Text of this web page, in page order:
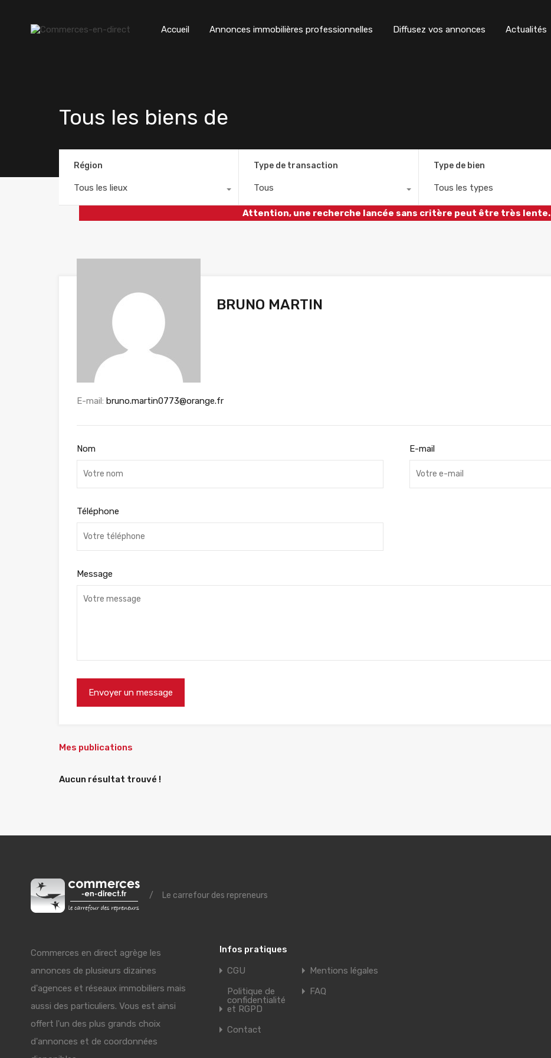
Accueil Annonces immobilières professionnelles Diffusez vos annonces Actualités
Tous les biens de
Région
Tous les lieux
Type de transaction
Tous
Type de bien
Tous les types
Attention, une recherche lancée sans critère peut être très lente.
BRUNO MARTIN
E-mail: bruno.martin0773@orange.fr
Nom E-mail
Téléphone
Message
Mes publications
Aucun résultat trouvé !
/ Le carrefour des repreneurs
Commerces en direct agrège les
annonces de plusieurs dizaines
d'agences et réseaux immobiliers mais
aussi des particuliers. Vous est ainsi
offert l'un des plus grands choix
d'annonces et de coordonnées
Infos pratiques
CGU
Mentions légales
Politique de
confidentialité
et RGPD
FAQ
Contact